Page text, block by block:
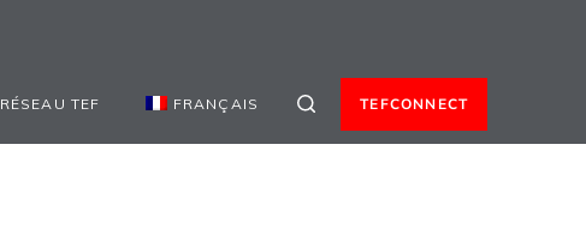
RÉSEAU TEF FRANÇAIS TEFCONNECT